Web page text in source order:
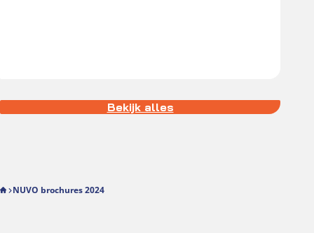
Bekijk alles
NUVO brochures 2024